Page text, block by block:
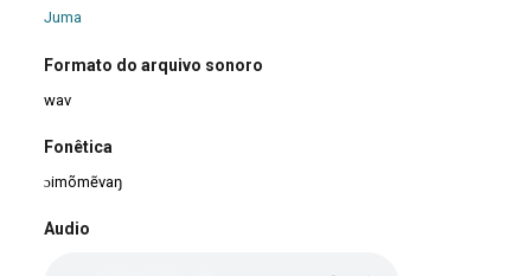
Juma
Formato do arquivo sonoro
wav
Fonêtica
ɔimõmẽvaŋ
Audio